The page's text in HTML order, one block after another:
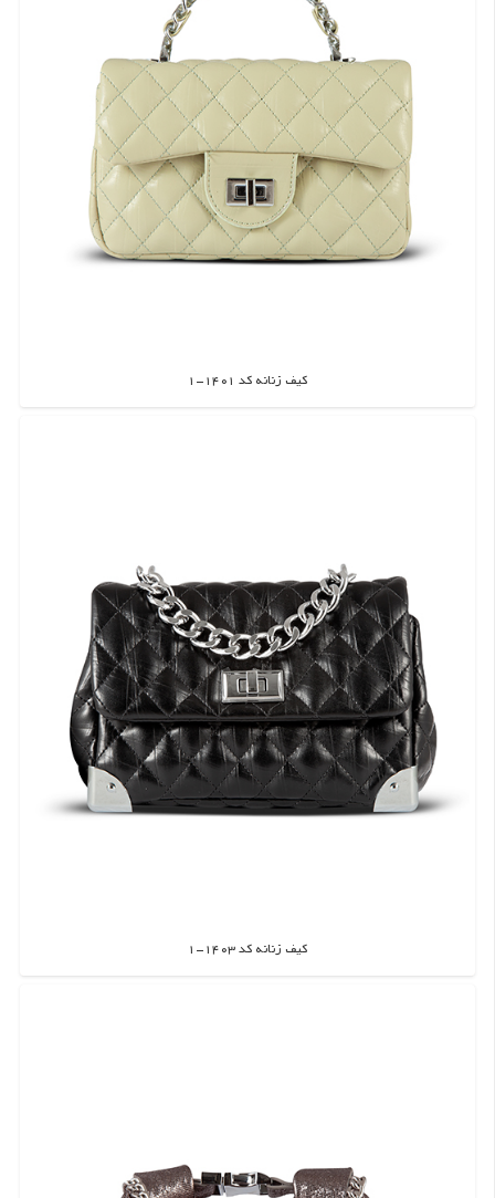
کیف زنانه کد 1401-1
اطلاعات بیشتر
کیف زنانه کد 1403-1
اطلاعات بیشتر